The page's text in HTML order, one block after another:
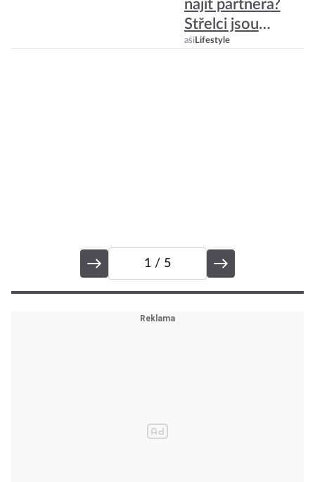
najít partnera?
Střelci jsou
nároční, Vodnáři
aši Lifestyle
1 / 5